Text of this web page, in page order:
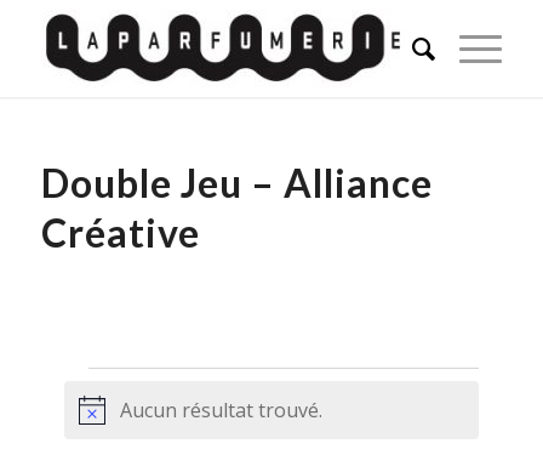
Double Jeu – Alliance
Créative
Évènements
NoticeAucun résultat trouvé.